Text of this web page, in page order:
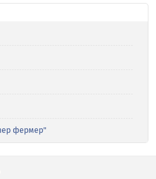
фермер"